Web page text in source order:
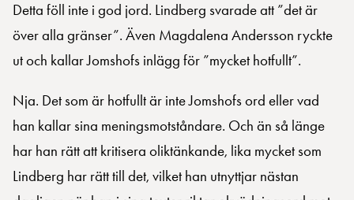
Detta föll inte i god jord. Lindberg svarade att ”det är
över alla gränser”. Även Magdalena Andersson ryckte
ut och kallar Jomshofs inlägg för ”mycket hotfullt”.
Nja. Det som är hotfullt är inte Jomshofs ord eller vad
han kallar sina meningsmotståndare. Och än så länge
har han rätt att kritisera oliktänkande, lika mycket som
Lindberg har rätt till det, vilket han utnyttjar nästan